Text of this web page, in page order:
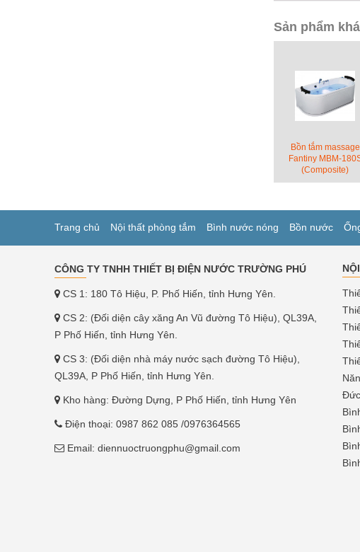
Sản phẩm
Bồn tắm massage
Fantiny MBM-
(Composite)
Trang chủ Nội thất phòng tắm Bình nước nóng Bồn nước
CÔNG TY TNHH THIẾT BỊ ĐIỆN NƯỚC TRƯỜNG PHÚ
CS 1: 180 Tô Hiệu, P. Phố Hiến, tỉnh Hưng Yên.
CS 2: (Đối diện cây xăng An Vũ đường Tô Hiệu), QL39A,
P Phố Hiến, tỉnh Hưng Yên.
CS 3: (Đối diện nhà máy nước sạch đường Tô Hiệu),
QL39A, P Phố Hiến, tỉnh Hưng Yên.
Kho hàng: Đường Dựng, P Phố Hiến, tỉnh Hưng Yên
Điện thoại: 0987 862 085 /0976364565
Email: diennuoctruongphu@gmail.com
Đức